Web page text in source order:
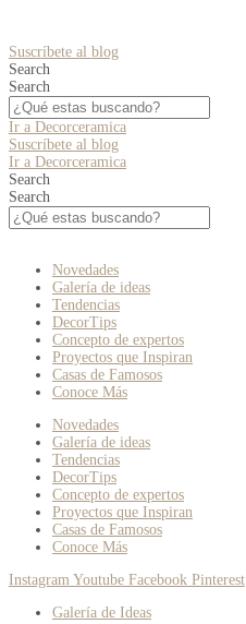
Suscríbete al blog
Search
Search
Ir a Decorceramica
Suscríbete al blog
Ir a Decorceramica
Search
Search
Novedades
Galería de ideas
Tendencias
DecorTips
Concepto de expertos
Proyectos que Inspiran
Casas de Famosos
Conoce Más
Novedades
Galería de ideas
Tendencias
DecorTips
Concepto de expertos
Proyectos que Inspiran
Casas de Famosos
Conoce Más
Instagram Youtube Facebook Pinterest
Galería de Ideas